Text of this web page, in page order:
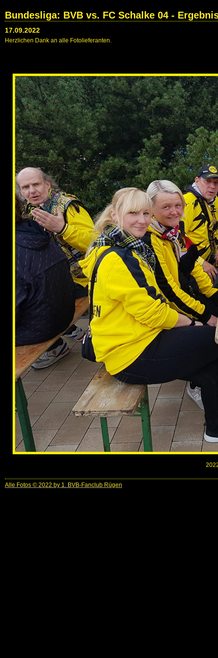
Bundesliga: BVB vs. FC Schalke 04 -
17.09.2022
Herzlichen Dank an alle Fotolieferanten.
Alle Fotos © 2022 by 1. BVB-Fanclub Rügen